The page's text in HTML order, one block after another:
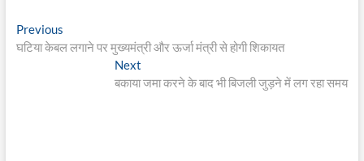
Post
navigation
PreviousPrevious
post:
घटिया केबल लगाने पर मुख्यमंत्री और ऊर्जा मंत्री से होगी शिकायत
Next
post:
बकाया जमा करने के बाद भी बिजली जुड़ने में लग रहा समय